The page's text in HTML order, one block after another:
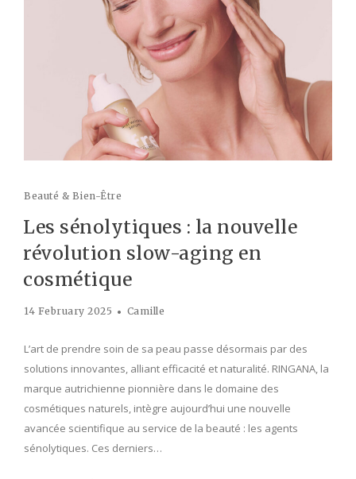
Beauté & Bien-Être
Les sénolytiques : la nouvelle
révolution slow-aging en
cosmétique
14 February 2025 Camille
L’art de prendre soin de sa peau passe désormais par des
solutions innovantes, alliant efficacité et naturalité. RINGANA, la
marque autrichienne pionnière dans le domaine des
cosmétiques naturels, intègre aujourd’hui une nouvelle
avancée scientifique au service de la beauté : les agents
sénolytiques. Ces derniers…